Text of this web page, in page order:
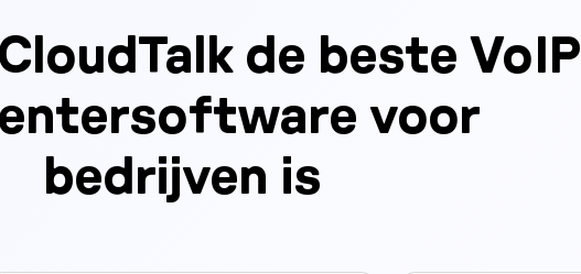
de beste VoIP
voor
bedrijven is